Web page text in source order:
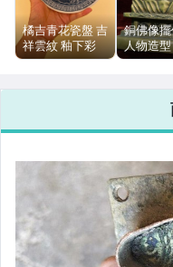
運動、戶外與休閒
橘吉青花瓷盤 吉
祥雲紋 釉下彩
日本瓷器
銅佛像
人物造
1kg 舊